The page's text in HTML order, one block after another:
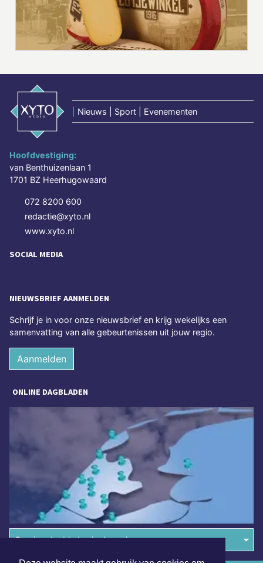
Nieuws | Sport | Evenementen
Hoofdvestiging:
van Benthuizenlaan 1
1701 BZ Heerhugowaard
072 8200 600
redactie@xyto.nl
www.xyto.nl
SOCIAL MEDIA
NIEUWSBRIEF AANMELDEN
Schrijf je in voor onze nieuwsbrief en krijg wekelijks een
samenvatting van alle gebeurtenissen uit jouw regio.
Aanmelden
ONLINE DAGBLADEN
Overige dagbladen in de regio